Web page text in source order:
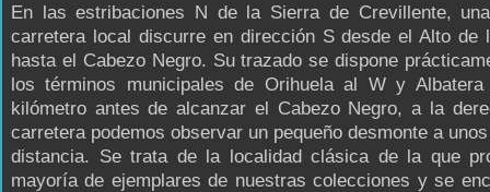
En las estribaciones N de la Sierra de Crevillente,
carretera local discurre en dirección S desde el Alto de
hasta el Cabezo Negro. Su trazado se dispone
los términos municipales de Orihuela al W y
kilómetro antes de alcanzar el Cabezo Negro, a la
carretera podemos observar un pequeño desmonte a
distancia. Se trata de la localidad clásica de la que
mayoría de ejemplares de nuestras colecciones y se